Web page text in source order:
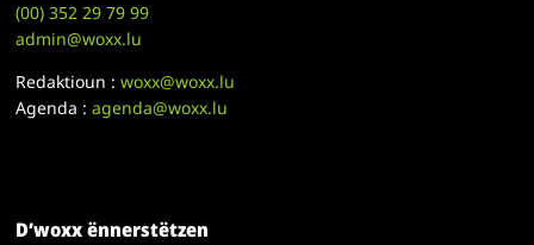
(00)352 29 79 99
admin@woxx.lu
Redaktioun :woxx@woxx.lu
Agenda :agenda@woxx.lu
D’woxx ënnerstëtzen